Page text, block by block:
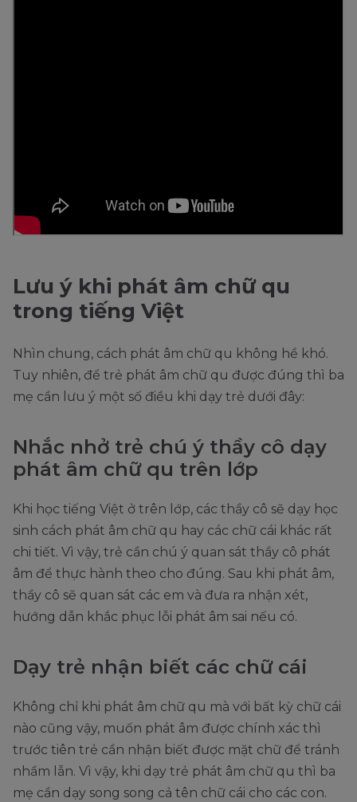
Lưu ý khi phát âm chữ qu
trong tiếng Việt
Nhìn chung, cách phát âm chữ qu không hề khó.
Tuy nhiên, để trẻ phát âm chữ qu được đúng thì ba
mẹ cần lưu ý một số điều khi dạy trẻ dưới đây:
Nhắc nhở trẻ chú ý thầy cô dạy
phát âm chữ qu trên lớp
Khi học tiếng Việt ở trên lớp, các thầy cô sẽ dạy học
sinh cách phát âm chữ qu hay các chữ cái khác rất
chi tiết. Vì vậy, trẻ cần chú ý quan sát thầy cô phát
âm để thực hành theo cho đúng. Sau khi phát âm,
thầy cô sẽ quan sát các em và đưa ra nhận xét,
hướng dẫn khắc phục lỗi phát âm sai nếu có.
Dạy trẻ nhận biết các chữ cái
Không chỉ khi phát âm chữ qu mà với bất kỳ chữ cái
nào cũng vậy, muốn phát âm được chính xác thì
trước tiên trẻ cần nhận biết được mặt chữ để tránh
nhầm lẫn. Vì vậy, khi dạy trẻ phát âm chữ qu thì ba
mẹ cần dạy song song cả tên chữ cái cho các con.